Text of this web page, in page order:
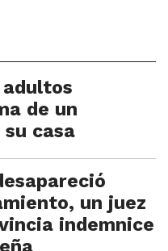
de un
casa
un juez
indemnice